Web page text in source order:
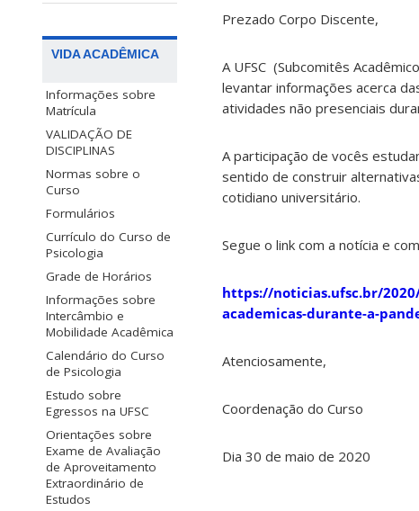
VIDA ACADÊMICA
Informações sobre
Matrícula
VALIDAÇÃO DE
DISCIPLINAS
Normas sobre o
Curso
Formulários
Currículo do Curso de
Psicologia
Grade de Horários
Informações sobre
Intercâmbio e
Mobilidade Acadêmica
Calendário do Curso
de Psicologia
Estudo sobre
Egressos na UFSC
Orientações sobre
Exame de Avaliação
de Aproveitamento
Extraordinário de
Estudos
Prezado Corpo Discente,
A UFSC (Subcomitês
levantar informações acerca
atividades não presenciais
A participação de vocês
sentido de construir
cotidiano universitário.
Segue o link com a notícia e
https://noticias.ufsc.br/
academicas-durante-a-
Atenciosamente,
Coordenação do Curso
Dia 30 de maio de 2020